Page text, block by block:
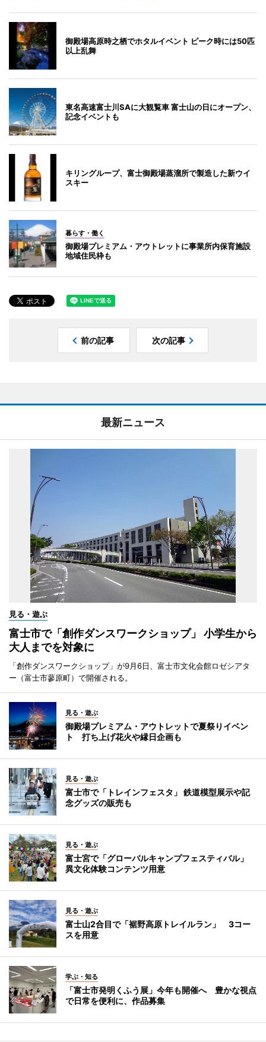
御殿場高原時之栖でホタルイベント ピーク時には50匹
以上乱舞
東名高速富士川SAに大観覧車 富士山の日にオープン、
記念イベントも
キリングループ、富士御殿場蒸溜所で製造した新ウイ
スキー
暮らす・働く
御殿場プレミアム・アウトレットに事業所内保育施設
地域住民枠も
前の記事 次の記事
最新ニュース
見る・遊ぶ
富士市で「創作ダンスワークショップ」 小学生から
大人までを対象に
「創作ダンスワークショップ」が9月6日、富士市文化会館ロゼシアタ
ー（富士市蓼原町）で開催される。
見る・遊ぶ
御殿場プレミアム・アウトレットで夏祭りイベン
ト 打ち上げ花火や縁日企画も
見る・遊ぶ
富士市で「トレインフェスタ」 鉄道模型展示や記
念グッズの販売も
見る・遊ぶ
富士宮で「グローバルキャンプフェスティバル」
異文化体験コンテンツ用意
見る・遊ぶ
富士山2合目で「裾野高原トレイルラン」 3コー
スを用意
学ぶ・知る
「富士市発明くふう展」今年も開催へ 豊かな視点
で日常を便利に、作品募集